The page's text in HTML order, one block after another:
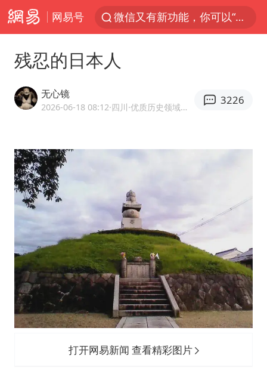
网易号
微信又有新功能，你可以“撤回”你的撤回了！
“新疆的交警怎么个个像我妈”
西湖突现狂风暴雨 游客瞬间被浇透
白海豚将正面袭击贯穿浙江
郑丽文：台湾从来没有“独立”过
酒店回应车内过夜被收150元
商场现钱学森巨幅海报 负责人回应
杭州全市有序停课
“不怕六爷挂得多 就怕六爷挂一颗”
乐享全民健身 共筑健康中国
残忍的日本人
无心镜
2026-06-18 08:12·四川 ·优质历史领域创作者
3226
打开网易新闻 查看精彩图片